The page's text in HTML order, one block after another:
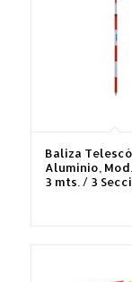
Baliza
Aluminio,
3 mts. / 3